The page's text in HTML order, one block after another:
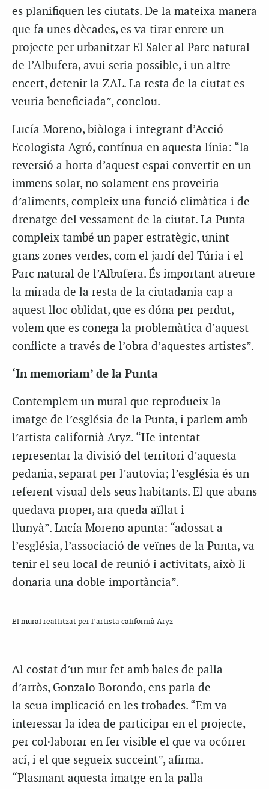
es planifiquen les ciutats. De la mateixa manera
que fa unes dècades, es va tirar enrere un
projecte per urbanitzar El Saler al Parc natural
de l’Albufera, avui seria possible, i un altre
encert, detenir la ZAL. La resta de la ciutat es
veuria beneficiada”, conclou.
Lucía Moreno, biòloga i integrant d’Acció
Ecologista Agró, contínua en aquesta línia: “la
reversió a horta d’aquest espai convertit en un
immens solar, no solament ens proveiria
d’aliments, compleix una funció climàtica i de
drenatge del vessament de la ciutat. La Punta
compleix també un paper estratègic, unint
grans zones verdes, com el jardí del Túria i el
Parc natural de l’Albufera. És important atreure
la mirada de la resta de la ciutadania cap a
aquest lloc oblidat, que es dóna per perdut,
volem que es conega la problemàtica d’aquest
conflicte a través de l’obra d’aquestes artistes”.
‘In memoriam’ de la Punta
Contemplem un mural que reprodueix la
imatge de l’església de la Punta, i parlem amb
l’artista californià Aryz. “He intentat
representar la divisió del territori d’aquesta
pedania, separat per l’autovia; l’església és un
referent visual dels seus habitants. El que abans
quedava proper, ara queda aïllat i
llunyà”. Lucía Moreno apunta: “adossat a
l’església, l’associació de veïnes de la Punta, va
tenir el seu local de reunió i activitats, això li
donaria una doble importància”.
El mural realtitzat per l’artista californià Aryz
Al costat d’un mur fet amb bales de palla
d’arròs, Gonzalo Borondo, ens parla de
la seua implicació en les trobades. “Em va
interessar la idea de participar en el projecte,
per col·laborar en fer visible el que va ocórrer
ací, i el que segueix succeint”, afirma.
“Plasmant aquesta imatge en la palla